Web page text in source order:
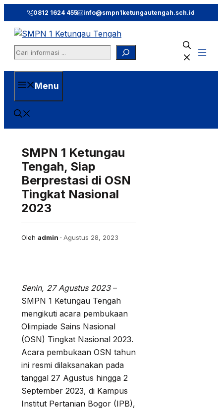
Langsung
ke
0812 1624 455 info@smpn1ketungautengah.sch.id
Search
Menu
SMPN 1 Ketungau
Tengah, Siap
Berprestasi di OSN
Tingkat Nasional
2023
Oleh admin Agustus 28, 2023
Senin, 27 Agustus 2023–
SMPN 1 Ketungau Tengah
mengikuti acara pembukaan
Olimpiade Sains Nasional
(OSN) Tingkat Nasional 2023.
Acara pembukaan OSN tahun
ini resmi dilaksanakan pada
tanggal 27 Agustus hingga 2
September 2023, di Kampus
Institut Pertanian Bogor (IPB),